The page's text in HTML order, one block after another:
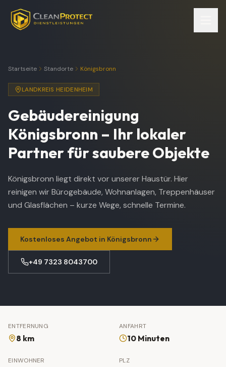
Startseite Standorte Königsbronn
LANDKREIS HEIDENHEIM
Gebäudereinigung
Königsbronn – Ihr lokaler
Partner für saubere Objekte
Königsbronn liegt direkt vor unserer Haustür. Hier
reinigen wir Bürogebäude, Wohnanlagen, Treppenhäuser
und Glasflächen – kurze Wege, schnelle Termine.
Kostenloses Angebot in Königsbronn
+49 7323 8043700
ENTFERNUNG
8 km
ANFAHRT
10 Minuten
EINWOHNER PLZ